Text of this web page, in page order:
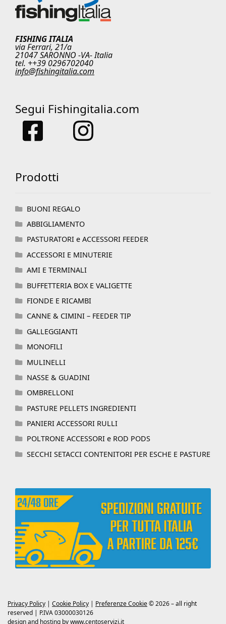
FISHING ITALIA
via Ferrari, 21/a
21047 SARONNO -VA- Italia
tel. ++39 0296702040
info@fishingitalia.com
Segui Fishingitalia.com
Prodotti
BUONI REGALO
ABBIGLIAMENTO
PASTURATORI e ACCESSORI FEEDER
ACCESSORI E MINUTERIE
AMI E TERMINALI
BUFFETTERIA BOX E VALIGETTE
FIONDE E RICAMBI
CANNE & CIMINI – FEEDER TIP
GALLEGGIANTI
MONOFILI
MULINELLI
NASSE & GUADINI
OMBRELLONI
PASTURE PELLETS INGREDIENTI
PANIERI ACCESSORI RULLI
POLTRONE ACCESSORI e ROD PODS
SECCHI SETACCI CONTENITORI PER ESCHE E PASTURE
Privacy Policy | Cookie Policy | Preferenze Cookie© 2026 – all right
reserved | P.IVA 03000030126
design and hosting bywww.centoservizi.it